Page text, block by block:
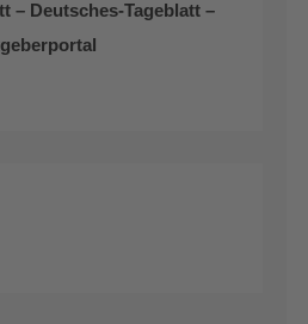
– Deutsches-Tageblatt –